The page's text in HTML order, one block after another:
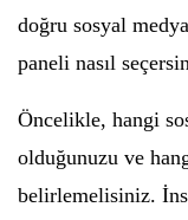
doğru sosyal
paneli nasıl
Öncelikle, hangi
olduğunuzu ve
belirlemelisiniz.